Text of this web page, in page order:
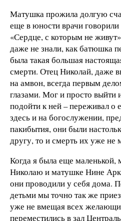
Матушка прожила долгую
еще в юности врачи говорили
«Сердце, с которым не
даже не знали, как батюшка
была такая большая
смерти. Отец Николай, даже
на амвон, всегда первым
глазами. Мог и просто выйти
подойти к ней – переживал о
здесь и на богослужении,
пакибытия, они были
другу, то и смерть их уже не
Когда я была еще маленькой,
Николаю и матушке Нине
они проводили у себя дома.
детьми мы точно так же
уже не вмещая всех
переместились в зал